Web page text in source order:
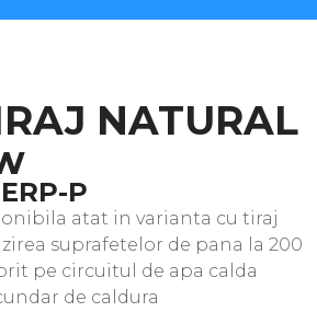
NATURAL
P
atat in varianta cu tiraj
suprafetelor de pana la 200
pe circuitul de apa calda
de caldura